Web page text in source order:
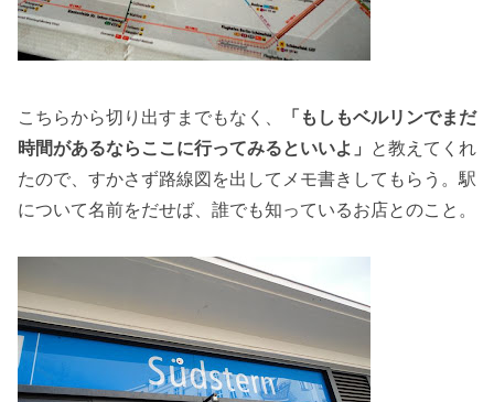
こちらから切り出すまでもなく、
「もしもベルリンでまだ
時間があるならここに行ってみるといいよ」 と教えてくれ
たので、すかさず路線図を出してメモ書きしてもらう。駅
について名前をだせば、誰でも知っているお店とのこと。